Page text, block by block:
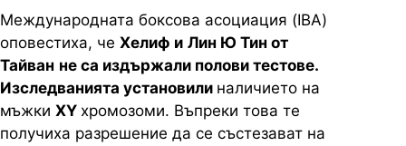
Международната боксова асоциация (IBA)
оповестиха, че Хелиф и Лин Ю Тин от
Тайван не са издържали полови тестове.
Изследванията установили наличието на
мъжки XY хромозоми. Въпреки това те
получиха разрешение да се състезават на